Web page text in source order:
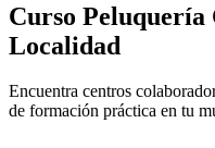
Curso Peluquería
Localidad
Encuentra centros
de formación práctica en tu